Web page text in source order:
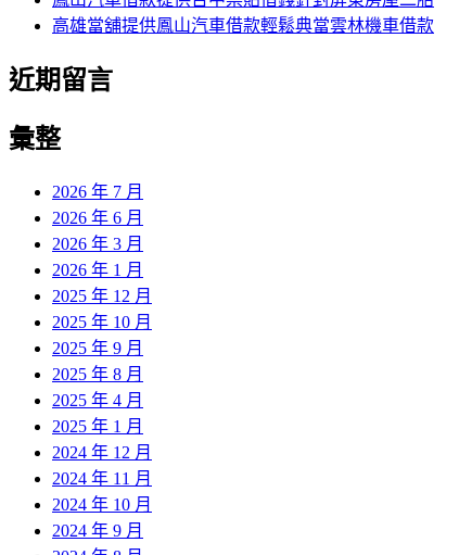
高雄當舖提供鳳山汽車借款輕鬆典當雲林機車借款
近期留言
彙整
2026 年 7 月
2026 年 6 月
2026 年 3 月
2026 年 1 月
2025 年 12 月
2025 年 10 月
2025 年 9 月
2025 年 8 月
2025 年 4 月
2025 年 1 月
2024 年 12 月
2024 年 11 月
2024 年 10 月
2024 年 9 月